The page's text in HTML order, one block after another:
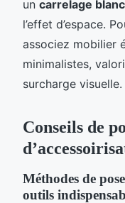
un carrelage blanc
l’effet d’espace.
associez mobilier
minimalistes,
surcharge visuelle.
Conseils de
Méthodes de
outils